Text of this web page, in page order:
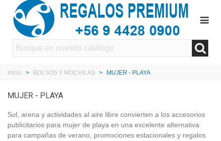
Inicio > BOLSOS Y MOCHILAS > MUJER - PLAYA
MUJER - PLAYA
Sol, arena y actividades al aire libre convierten a los accesorios
publicitarios para mujer de playa en una excelente alternativa
para campañas de verano, promociones estacionales y regalos